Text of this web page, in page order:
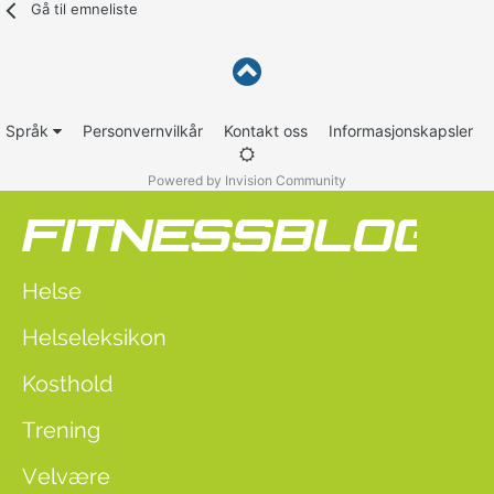
Gå til emneliste
Språk Personvernvilkår Kontakt oss Informasjonskapsler
Powered by Invision Community
Helse
Helseleksikon
Kosthold
Trening
Velvære